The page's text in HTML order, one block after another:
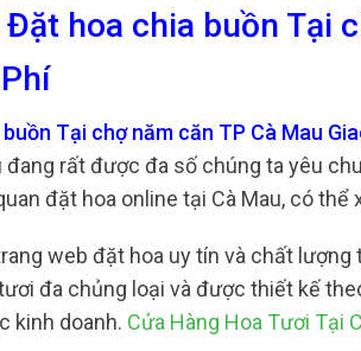
hoa chia buồn Tại
Tại chợ năm căn TP Cà Mau
rất được đa số chúng ta yêu
đặt hoa online tại Cà Mau, có
web đặt hoa uy tín và chất lượng
đa chủng loại và được thiết kế
kinh doanh. Cửa Hàng Hoa Tươi Tại